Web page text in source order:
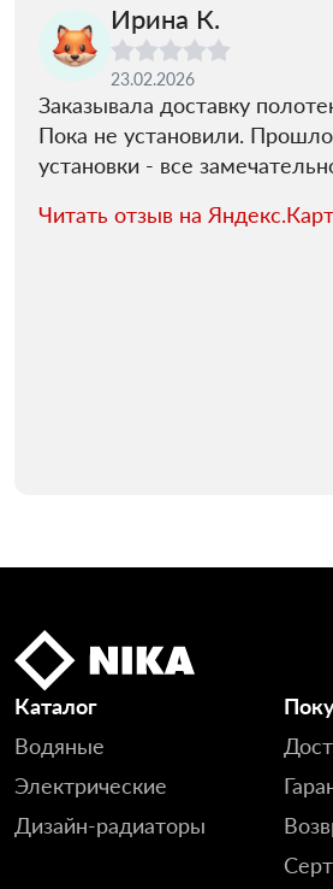
Ирина К.
23.02.2026
Заказывала доставку
Пока не установили.
установки - все
Читать отзыв на
Каталог
Водяные
Электрические
Дизайн-радиаторы